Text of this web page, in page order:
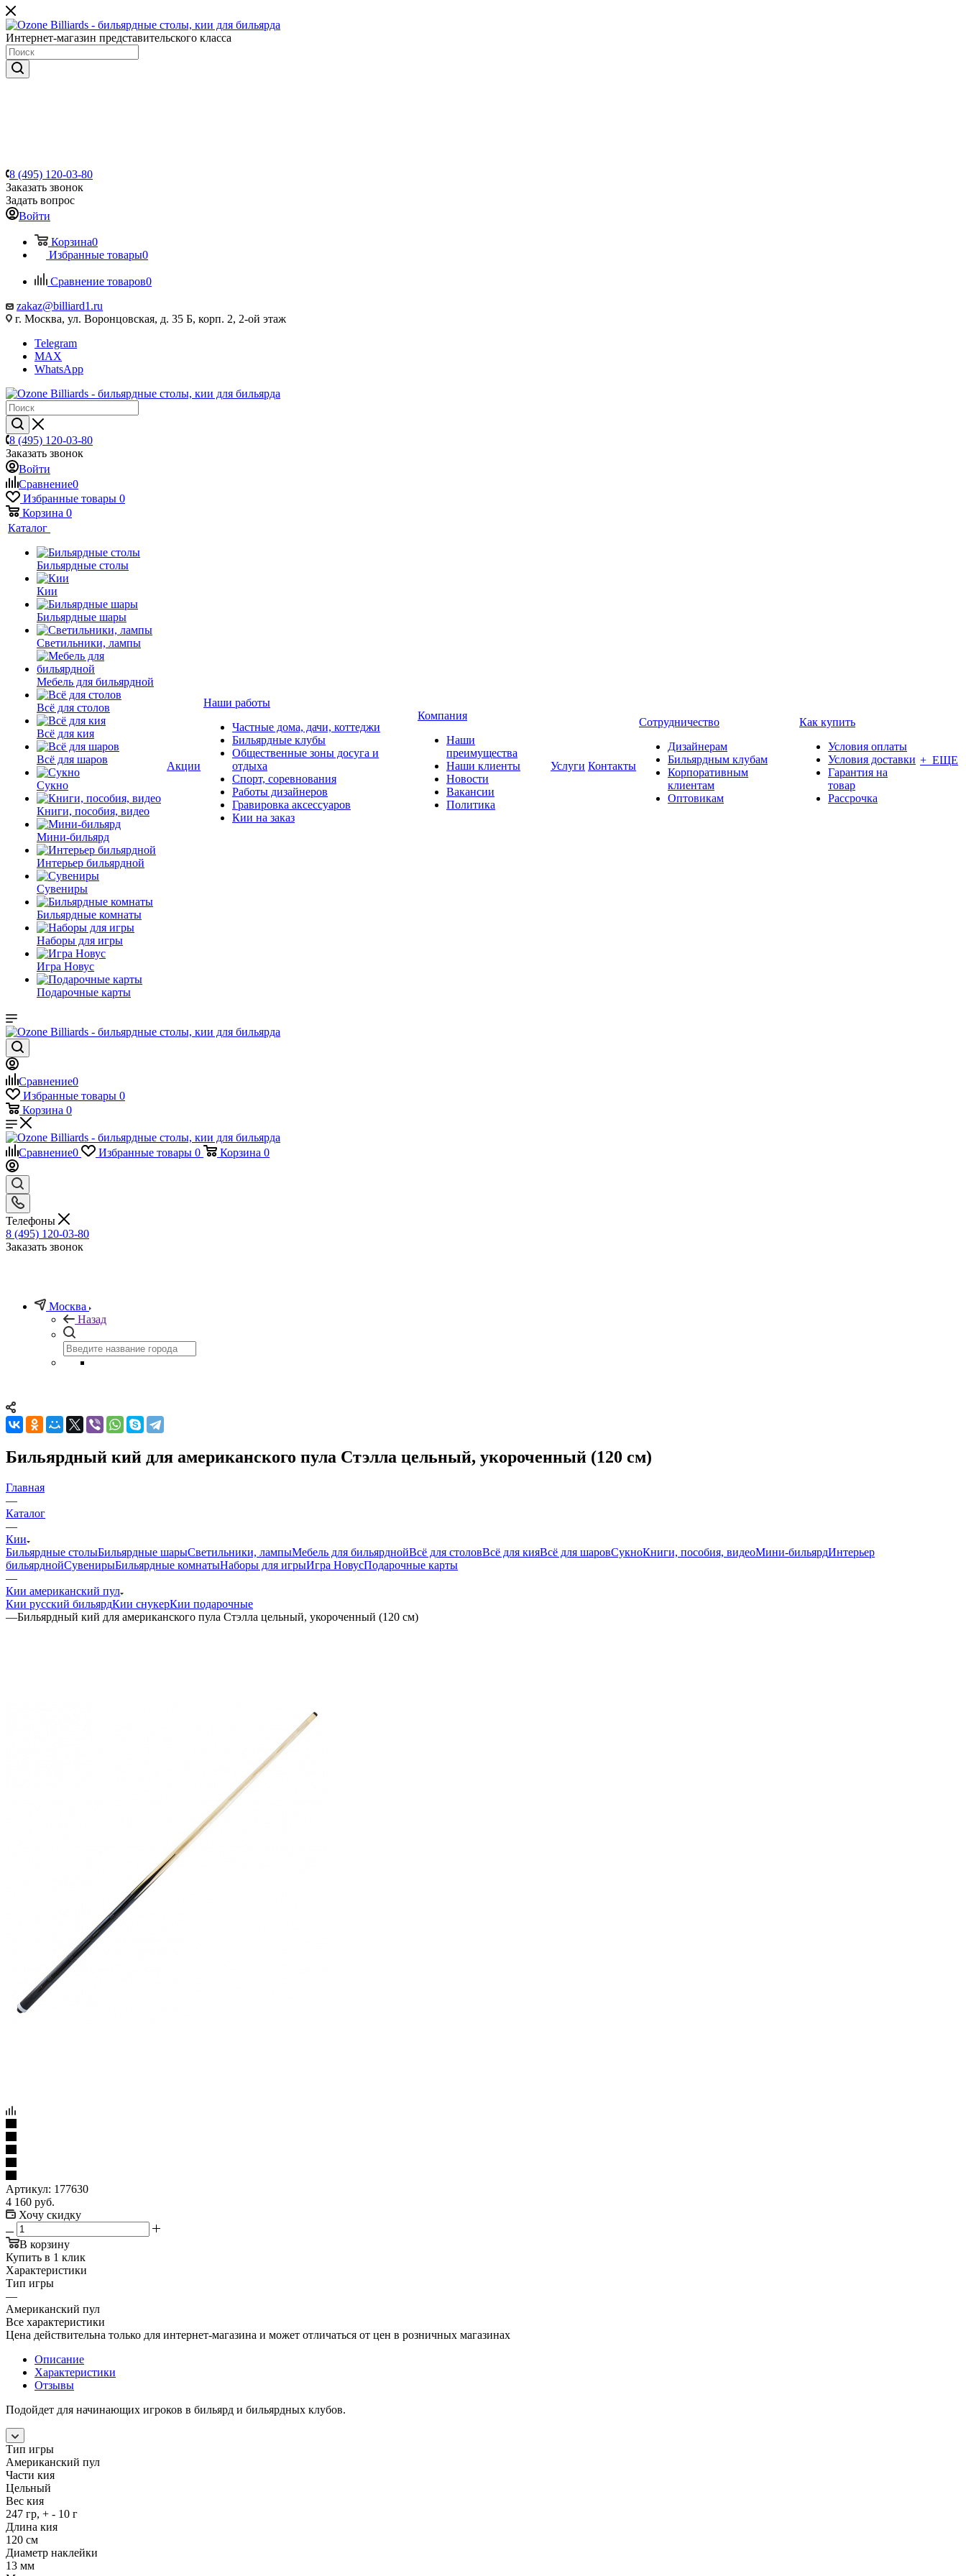
Интернет-магазин представительского класса
8 (495) 120-03-80
Заказать звонок
Задать вопрос
Войти
Корзина0
Избранные товары0
Сравнение товаров0
zakaz@billiard1.ru
г. Москва, ул. Воронцовская, д. 35 Б, корп. 2, 2-ой этаж
Telegram
MAX
WhatsApp
8 (495) 120-03-80
Заказать звонок
Войти
Сравнение0
Избранные товары 0
Корзина 0
Каталог
Бильярдные столы
Кии
Бильярдные шары
Светильники, лампы
Мебель для бильярдной
Всё для столов
Всё для кия
Всё для шаров
Сукно
Книги, пособия, видео
Мини-бильярд
Интерьер бильярдной
Сувениры
Бильярдные комнаты
Наборы для игры
Игра Новус
Подарочные карты
Акции
Наши работы
Частные дома, дачи, коттеджи
Бильярдные клубы
Общественные зоны досуга и
отдыха
Спорт, соревнования
Работы дизайнеров
Гравировка аксессуаров
Кии на заказ
Компания
Наши
преимущества
Наши клиенты
Новости
Вакансии
Политика
Услуги Контакты
Сотрудничество
Дизайнерам
Бильярдным клубам
Корпоративным
клиентам
Оптовикам
Как купить
Условия оплаты
Условия доставки
Гарантия на
товар
Рассрочка
+ ЕЩЕ
Сравнение0
Избранные товары 0
Корзина 0
Сравнение0 Избранные товары 0 Корзина 0
Телефоны
8 (495) 120-03-80
Заказать звонок
Москва
Назад
Бильярдный кий для американского пула Стэлла цельный, укороченный (120 см)
Главная
—
Каталог
—
Кии
Бильярдные столыБильярдные шарыСветильники, лампыМебель для бильярднойВсё для столовВсё для кияВсё для шаровСукноКниги, пособия, видеоМини-бильярдИнтерьер
бильярднойСувенирыБильярдные комнатыНаборы для игрыИгра НовусПодарочные карты
—
Кии американский пул
Кии русский бильярдКии снукерКии подарочные
—Бильярдный кий для американского пула Стэлла цельный, укороченный (120 см)
Артикул: 177630
4 160 руб.
Хочу скидку
В корзину
Купить в 1 клик
Характеристики
Тип игры
—
Американский пул
Все характеристики
Цена действительна только для интернет-магазина и может отличаться от цен в розничных магазинах
Описание
Характеристики
Отзывы
Подойдет для начинающих игроков в бильярд и бильярдных клубов.
Тип игры
Американский пул
Части кия
Цельный
Вес кия
247 гр, + - 10 г
Длина кия
120 см
Диаметр наклейки
13 мм